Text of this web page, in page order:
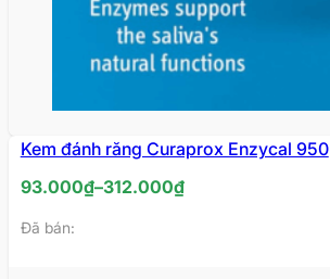
Kem đánh răng Curaprox Enzycal 950
93.000₫–312.000₫
Khoảng
từ
Đã bán: